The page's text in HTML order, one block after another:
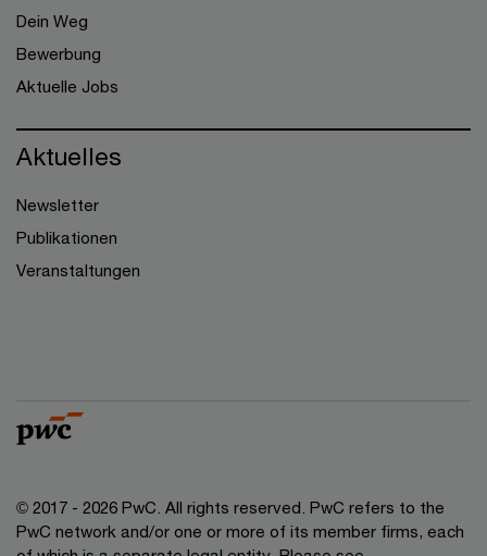
Dein Weg
Bewerbung
Aktuelle Jobs
Aktuelles
Newsletter
Publikationen
Veranstaltungen
© 2017 - 2026 PwC. All rights reserved. PwC refers to the
PwC network and/or one or more of its member firms, each